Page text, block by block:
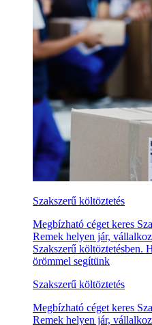
Szakszerű költöztetés
Megbízható céget keres
Remek helyen jár,
Szakszerű költöztetésben.
örömmel segítünk
Szakszerű költöztetés
Megbízható céget keres
Remek helyen jár,